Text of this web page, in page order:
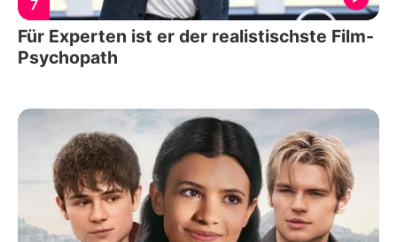
7
Für Experten ist er der realistischste Film-
Psychopath